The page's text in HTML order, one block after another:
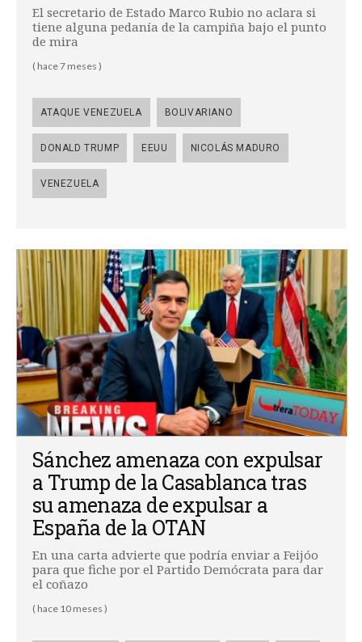
El secretario de Estado Marco Rubio no aclara si
tiene alguna pedanía de la campiña bajo el punto
de mira
( hace 7 meses )
ATAQUE VENEZUELA BOLIVARIANO
DONALD TRUMP EEUU NICOLÁS MADURO
VENEZUELA
Sánchez amenaza con expulsar
a Trump de la Casablanca tras
su amenaza de expulsar a
España de la OTAN
En una carta advierte que podría enviar a Feijóo
para que fiche por el Partido Demócrata para dar
el coñazo
( hace 10 meses )